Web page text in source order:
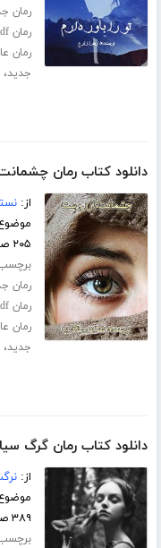
رمان
رمان pdf
رمان
جدید،
دانلود کتاب رمان
از:
۲۰۵ صفحه
رمان
رمان pdf
رمان
جدید،
دانلود کتاب رمان گرگ
از:
۳۸۹ صفحه